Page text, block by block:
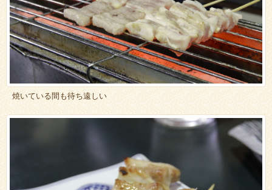
焼いている間も待ち遠しい